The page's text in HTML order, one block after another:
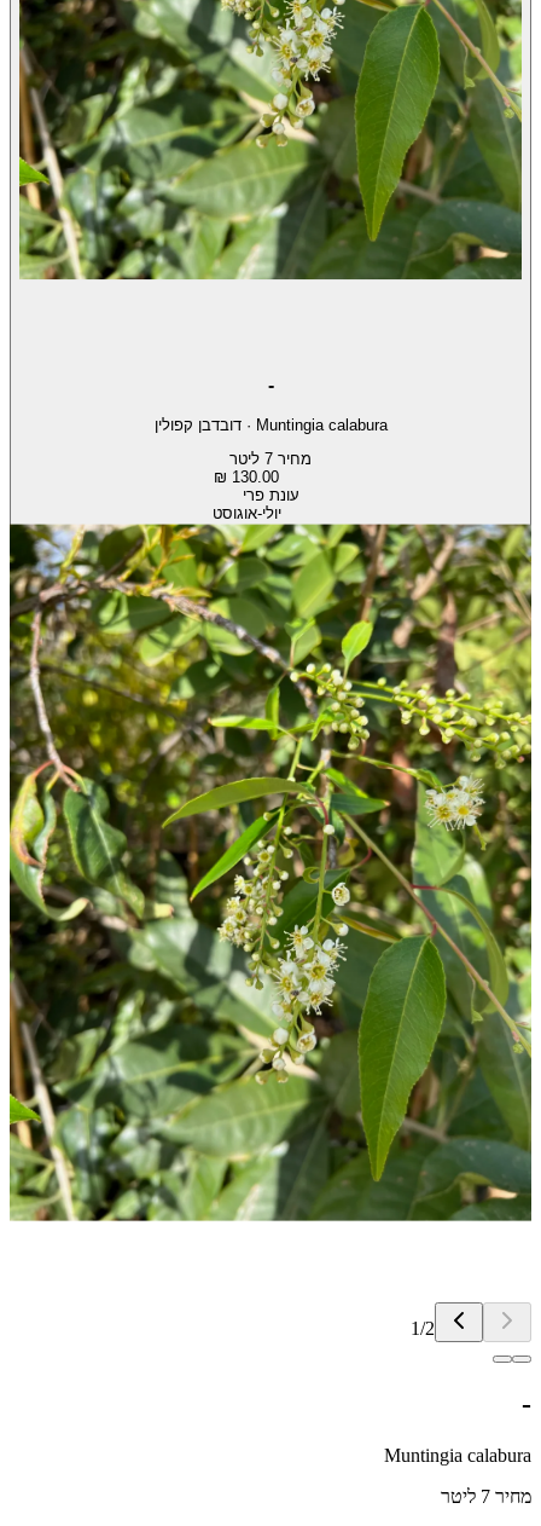
-
Muntingia calabura
·דובדבן קפולין
מחיר 7 ליטר
130.00 ₪
עונת פרי
יולי-אוגוסט
שמש מלאה + חצי צלעציצים בלבדירוק עדרגישות משתנה לזבוב הפירות
1/2
-
Muntingia calabura
מחיר 7 ליטר